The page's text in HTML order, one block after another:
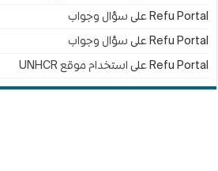
Refu Portal على سؤال وجواب
Refu Portal على سؤال وجواب
Refu Portal على استخدام موقع UNHCR